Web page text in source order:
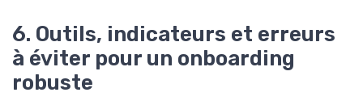
6. Outils, indicateurs et erreurs
à éviter pour un onboarding
robuste